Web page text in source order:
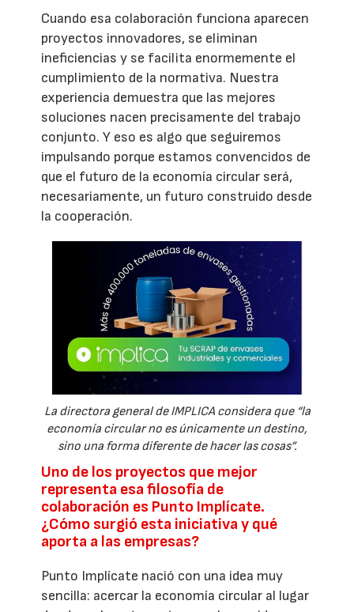
Cuando esa colaboración funciona aparecen
proyectos innovadores, se eliminan
ineficiencias y se facilita enormemente el
cumplimiento de la normativa. Nuestra
experiencia demuestra que las mejores
soluciones nacen precisamente del trabajo
conjunto. Y eso es algo que seguiremos
impulsando porque estamos convencidos de
que el futuro de la economía circular será,
necesariamente, un futuro construido desde
la cooperación.
La directora general de IMPLICA considera que “la
economía circular no es únicamente un destino,
sino una forma diferente de hacer las cosas”.
Uno de los proyectos que mejor
representa esa filosofía de
colaboración es Punto Implícate.
¿Cómo surgió esta iniciativa y qué
aporta a las empresas?
Punto Implícate nació con una idea muy
sencilla: acercar la economía circular al lugar